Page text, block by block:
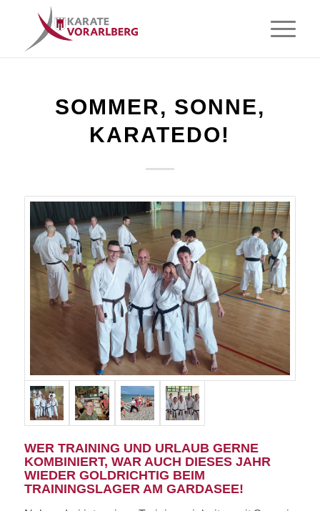
SOMMER, SONNE,
KARATEDO!
WER TRAINING UND URLAUB GERNE
KOMBINIERT, WAR AUCH DIESES JAHR
WIEDER GOLDRICHTIG BEIM
TRAININGSLAGER AM GARDASEE!